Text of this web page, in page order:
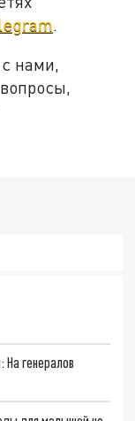
.
нами,
генералов